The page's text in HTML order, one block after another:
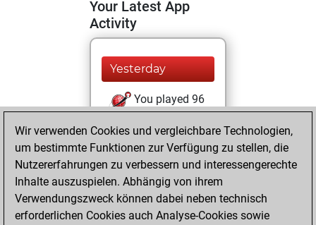
Your Latest App
Activity
Yesterday
You played 96
You scored +47
=7 -42 in slow games
Sonntag, Juni 28,
2026
Wir verwenden Cookies und vergleichbare Technologien,
um bestimmte Funktionen zur Verfügung zu stellen, die
Nutzererfahrungen zu verbessern und interessengerechte
Inhalte auszuspielen. Abhängig von ihrem
Verwendungszweck können dabei neben technisch
erforderlichen Cookies auch Analyse-Cookies sowie